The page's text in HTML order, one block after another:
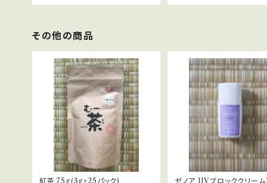
その他の商品
紅茶 75g(3g×25パック)
ゼノア UVブロッククリー